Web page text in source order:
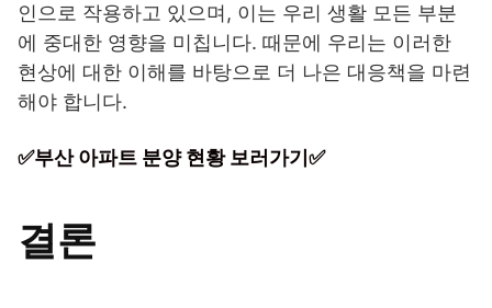
인으로 작용하고 있으며, 이는 우리 생활 모든 부분
에 중대한 영향을 미칩니다. 때문에 우리는 이러한
현상에 대한 이해를 바탕으로 더 나은 대응책을 마련
해야 합니다.
✅부산 아파트 분양 현황 보러가기✅
결론